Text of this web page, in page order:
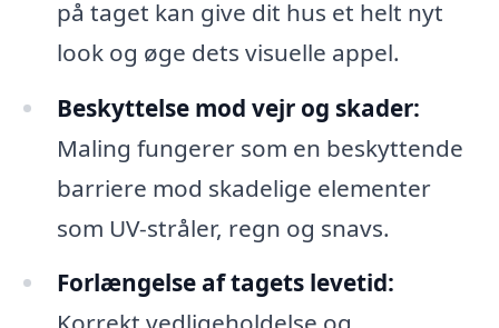
på taget kan give dit hus et helt nyt
look og øge dets visuelle appel.
Beskyttelse mod vejr og skader:
Maling fungerer som en beskyttende
barriere mod skadelige elementer
som UV-stråler, regn og snavs.
Forlængelse af tagets levetid: